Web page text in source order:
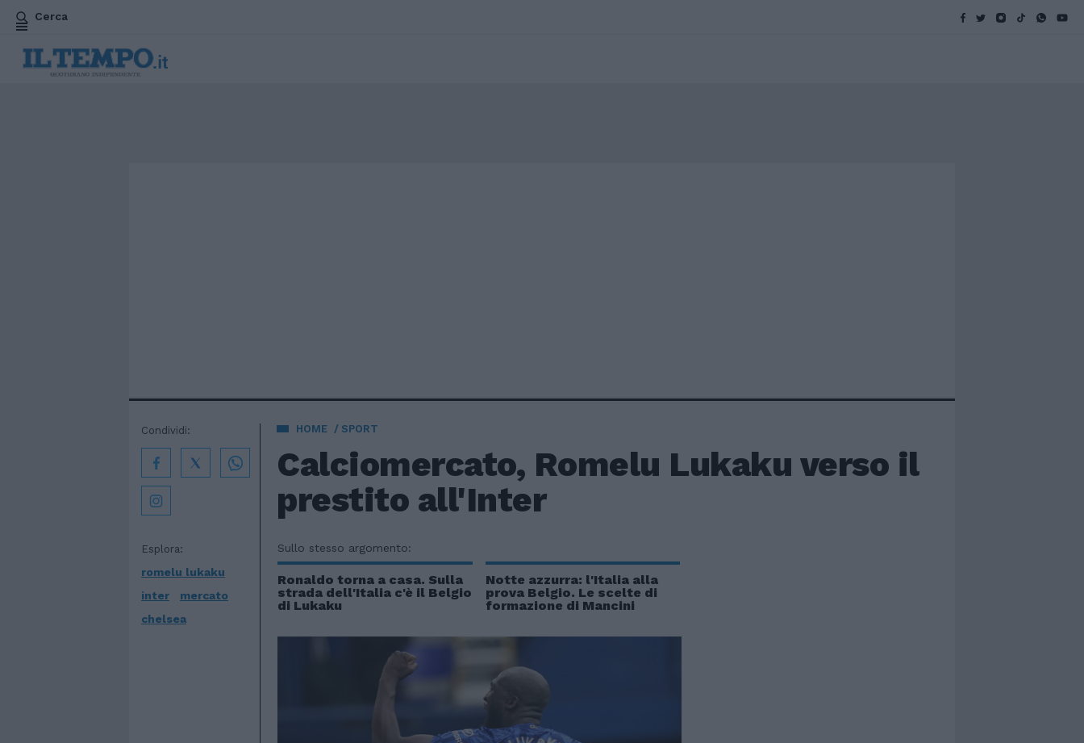
Cerca
HOME SPORT
Calciomercato, Romelu Lukaku verso il
prestito all'Inter
Esplora:
romelu lukaku
inter
mercato
chelsea
Condividi:
Sullo stesso argomento:
Ronaldo torna a casa. Sulla
strada dell'Italia c'è il Belgio
di Lukaku
Notte azzurra: l'Italia alla
prova Belgio. Le scelte di
formazione di Mancini